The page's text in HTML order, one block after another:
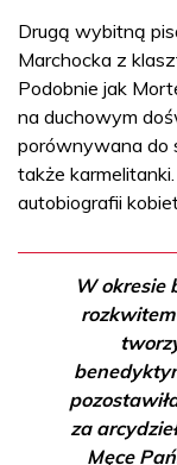
Drugą wybitną
Marchocka z
Podobnie jak
na duchowym
porównywana do
także
autobiografii
W okresie
za
Męce